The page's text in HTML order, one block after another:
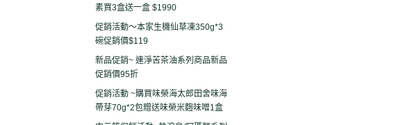
素買3盒送一盒 $1990
促銷活動～本家生機仙草凍350g*3
碗促銷價$119
新品促銷~ 連淨苦茶油系列商品新品
促銷價95折
促銷活動 ~購買味榮海太郎田舍味海
帶芽70g*2包贈送味榮米麴味噌1盒